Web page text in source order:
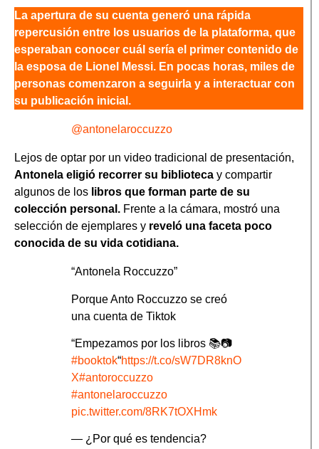
La apertura de su cuenta generó una rápida
repercusión entre los usuarios de la plataforma, que
esperaban conocer cuál sería el primer contenido de
la esposa de Lionel Messi. En pocas horas, miles de
personas comenzaron a seguirla y a interactuar con
su publicación inicial.
@antonelaroccuzzo
Lejos de optar por un video tradicional de presentación,
Antonela eligió recorrer su biblioteca y compartir
algunos de los libros que forman parte de su
colección personal. Frente a la cámara, mostró una
selección de ejemplares y reveló una faceta poco
conocida de su vida cotidiana.
“Antonela Roccuzzo”
Porque Anto Roccuzzo se creó
una cuenta de Tiktok
“Empezamos por los libros 📚📷
#booktok“https://t.co/sW7DR8knO
X#antoroccuzzo
#antonelaroccuzzo
pic.twitter.com/8RK7tOXHmk
— ¿Por qué es tendencia?